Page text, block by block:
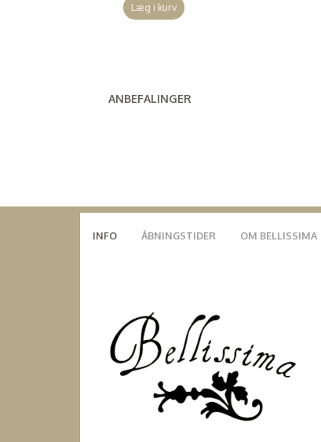
Læg i kurv
ANBEFALINGER
INFO ÅBNINGSTIDER OM BELLISSIMA